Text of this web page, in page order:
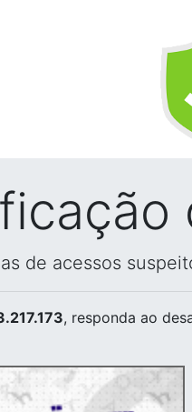
de acessos
, responda ao